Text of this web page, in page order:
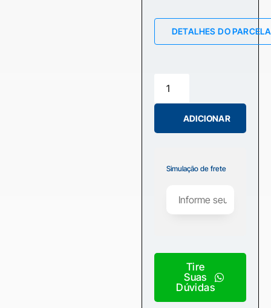
DETALHES DO
ADICIONAR
Simulação de frete
Tire
Suas
Dúvidas